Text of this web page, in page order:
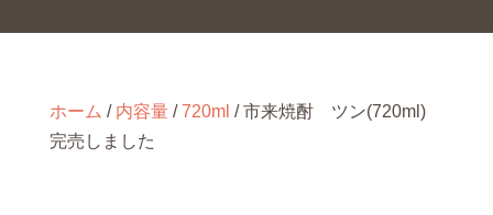
ホーム / 内容量/720ml / 市来焼酎 ツン(720ml)
完売しました